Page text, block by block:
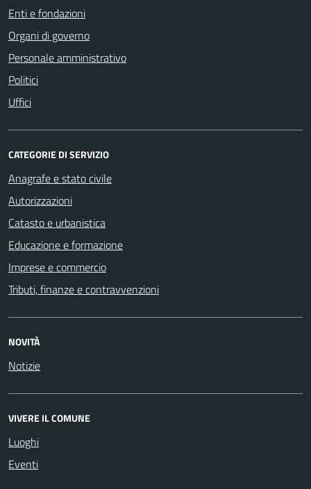
Enti e fondazioni
Organi di governo
Personale amministrativo
Politici
Uffici
CATEGORIE DI SERVIZIO
Anagrafe e stato civile
Autorizzazioni
Catasto e urbanistica
Educazione e formazione
Imprese e commercio
Tributi, finanze e contravvenzioni
NOVITÀ
Notizie
VIVERE IL COMUNE
Luoghi
Eventi